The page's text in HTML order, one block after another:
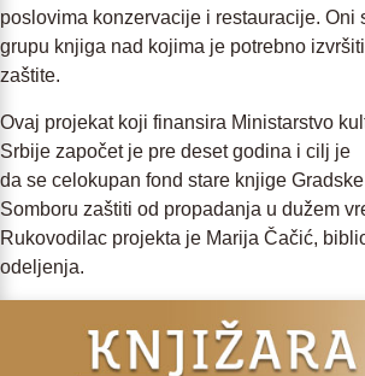
poslovima konzervacije i restauracije. Oni
grupu knjiga nad kojima je potrebno
zaštite.
Ovaj projekat koji finansira Ministarstvo
Srbije započet je pre deset godina i cilј je
da se celokupan fond stare knjige
Somboru zaštiti od propadanja u dužem
Rukovodilac projekta je Marija Čačić,
odelјenja.